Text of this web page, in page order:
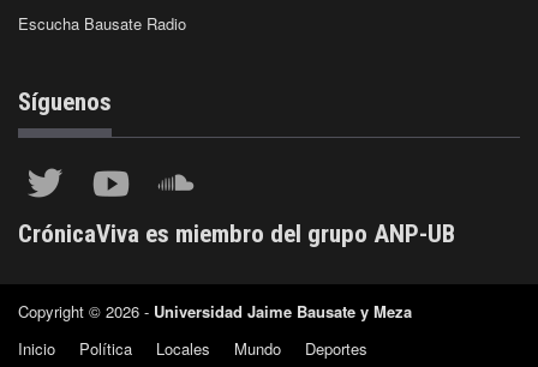
Escucha Bausate Radio
Síguenos
CrónicaViva es miembro del grupo ANP-UB
Copyright © 2026 - Universidad Jaime Bausate y Meza
Inicio
Política Locales Mundo Deportes